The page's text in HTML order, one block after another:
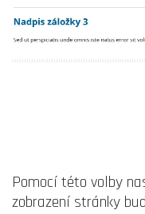
Pomocí této volby
zobrazení stránky